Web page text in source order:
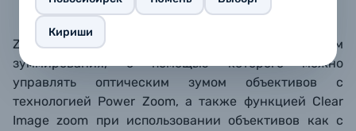
Кириши
ZV-E10 оснащена уникальным рычажком
зуммирования, с помощью которого можно
управлять оптическим зумом объективов с
технологией Power Zoom, а также функцией Clear
Image zoom при использовании объективов как с